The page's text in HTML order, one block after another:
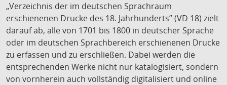
„Verzeichnis der im deutschen Sprachraum
erschienenen Drucke des 18. Jahrhunderts” (VD 18) zielt
darauf ab, alle von 1701 bis 1800 in deutscher Sprache
oder im deutschen Sprachbereich erschienenen Drucke
zu erfassen und zu erschließen. Dabei werden die
entsprechenden Werke nicht nur katalogisiert, sondern
von vornherein auch vollständig digitalisiert und online